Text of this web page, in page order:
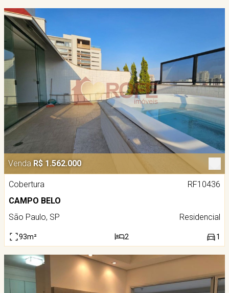
Venda R$ 1.562.000
Cobertura
RF10436
CAMPO BELO
São Paulo, SP
Residencial
93m² 2 1